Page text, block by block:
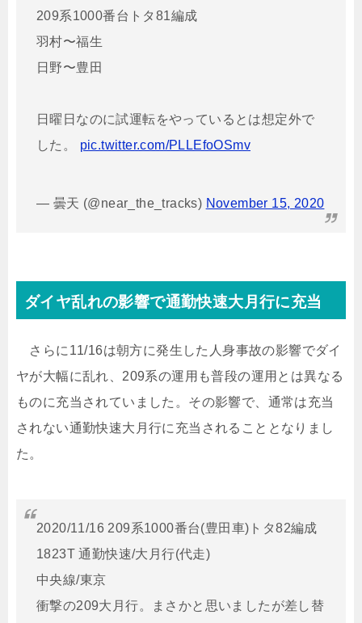
209系1000番台トタ81編成
羽村〜福生
日野〜豊田
日曜日なのに試運転をやっているとは想定外で
した。 pic.twitter.com/PLLEfoOSmv
— 曇天 (@near_the_tracks) November 15, 2020
ダイヤ乱れの影響で通勤快速大月行に充当
さらに11/16は朝方に発生した人身事故の影響でダイ
ヤが大幅に乱れ、209系の運用も普段の運用とは異なる
ものに充当されていました。その影響で、通常は充当
されない通勤快速大月行に充当されることとなりまし
た。
2020/11/16 209系1000番台(豊田車)トタ82編成
1823T 通勤快速/大月行(代走)
中央線/東京
衝撃の209大月行。まさかと思いましたが差し替